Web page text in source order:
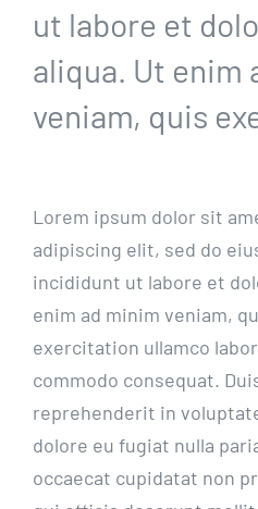
ut labore et
aliqua. Ut enim
veniam, quis
Lorem ipsum dolor sit
adipiscing elit, sed do
incididunt ut labore et
enim ad minim veniam,
exercitation ullamco
commodo consequat.
reprehenderit in
dolore eu fugiat nulla
occaecat cupidatat non